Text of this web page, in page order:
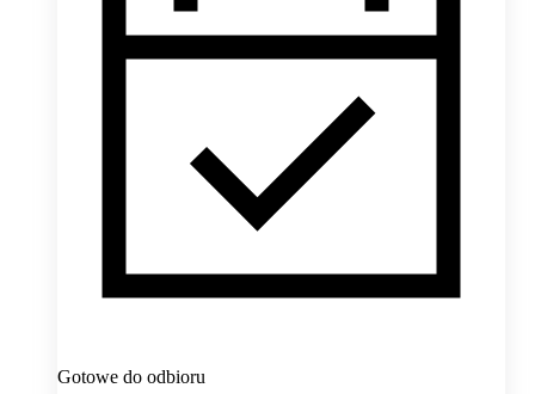
Gotowe do odbioru